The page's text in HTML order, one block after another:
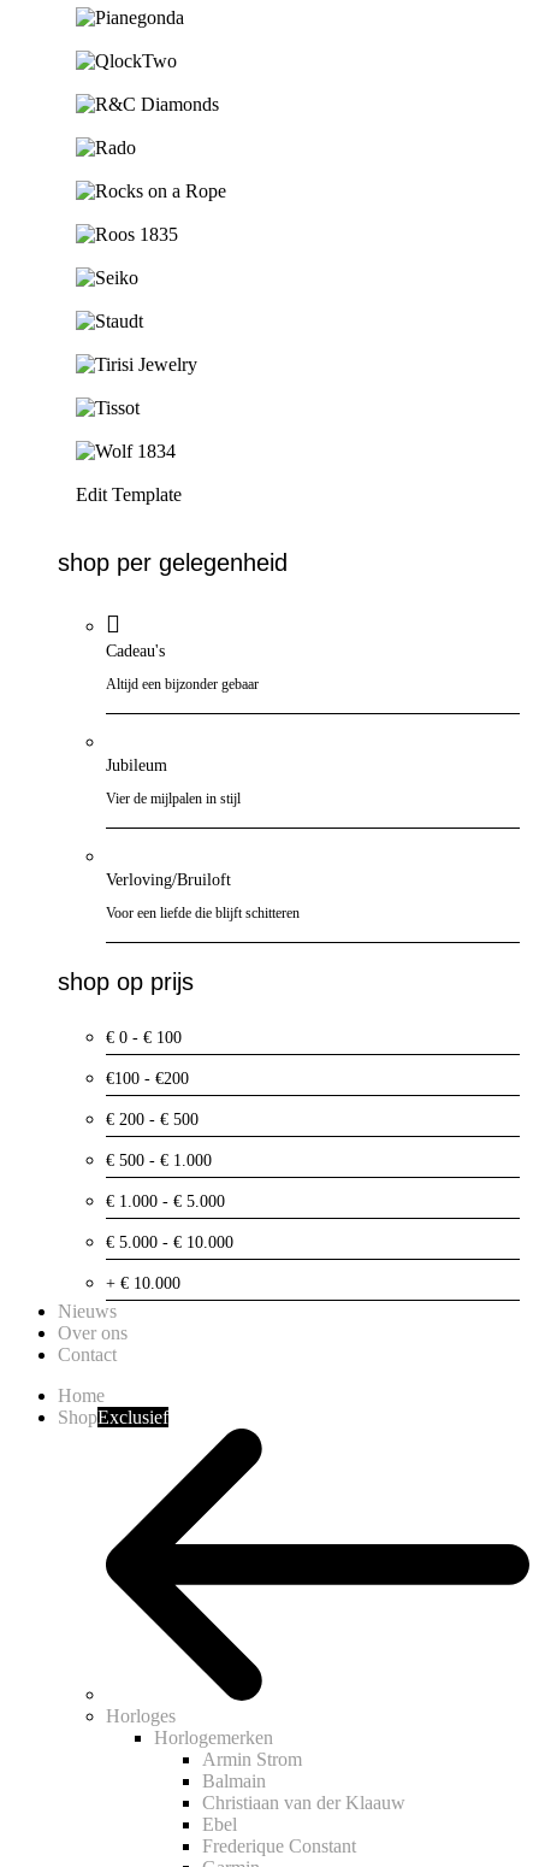
Edit Template
shop per gelegenheid
Cadeau's
Altijd een bijzonder gebaar
Jubileum
Vier de mijlpalen in stijl
Verloving/Bruiloft
Voor een liefde die blijft schitteren
shop op prijs
€ 0 - € 100
€100 - €200
€ 200 - € 500
€ 500 - € 1.000
€ 1.000 - € 5.000
€ 5.000 - € 10.000
+ € 10.000
Nieuws
Over ons
Contact
Home
ShopExclusief
Horloges
Horlogemerken
Armin Strom
Balmain
Christiaan van der Klaauw
Ebel
Frederique Constant